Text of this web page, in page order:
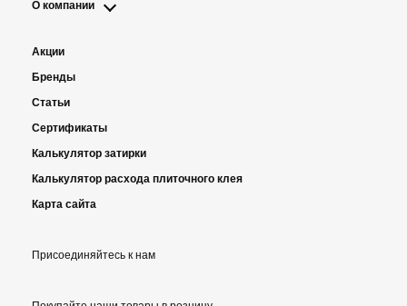
О компании
Акции
Бренды
Статьи
Сертификаты
Калькулятор затирки
Калькулятор расхода плиточного клея
Карта сайта
Присоединяйтесь к нам